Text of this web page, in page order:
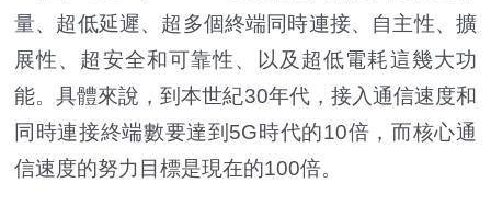
量、超低延遲、超多個終端同時連接、自主性、擴
展性、超安全和可靠性、以及超低電耗這幾大功
能。具體來說，到本世紀30年代，接入通信速度和
同時連接終端數要達到5G時代的10倍，而核心通
信速度的努力目標是現在的100倍。